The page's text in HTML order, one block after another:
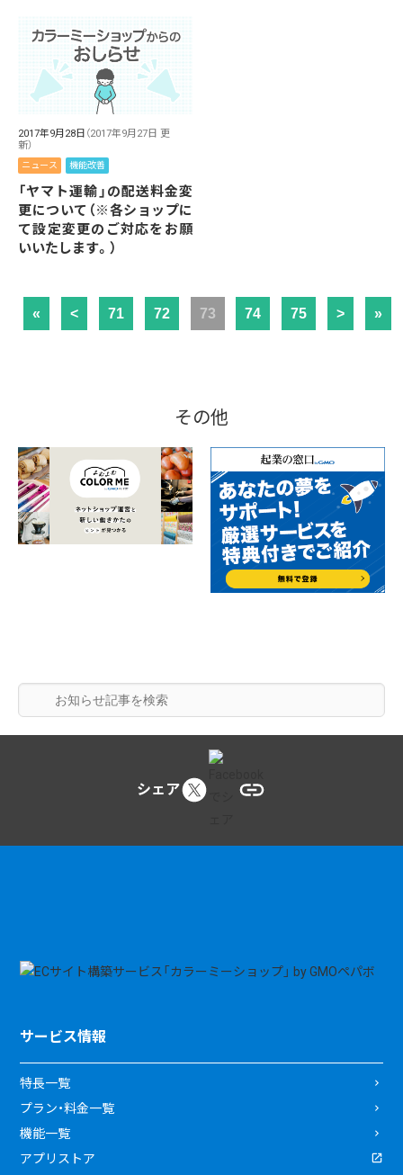
2017年9月28日 （2017年9月27日 更
新）
ニュース 機能改善
「ヤマト運輸」の配送料金変
更について（※各ショップに
て設定変更のご対応をお願
いいたします。）
« < 71 72 73 74 75 > »
その他
シェア
サービス情報
特長一覧
プラン・料金一覧
機能一覧
アプリストア